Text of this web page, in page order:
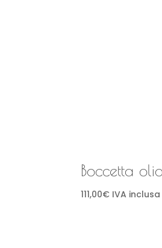
Boccetta
111,00€ IVA inclusa